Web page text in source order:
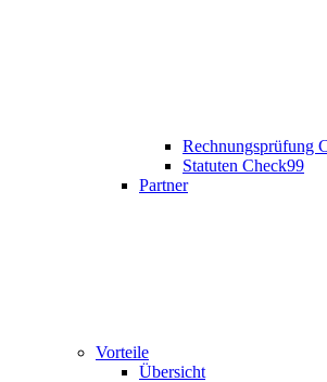
Rechnungsprüfung
Statuten Check99
Partner
Vorteile
Übersicht